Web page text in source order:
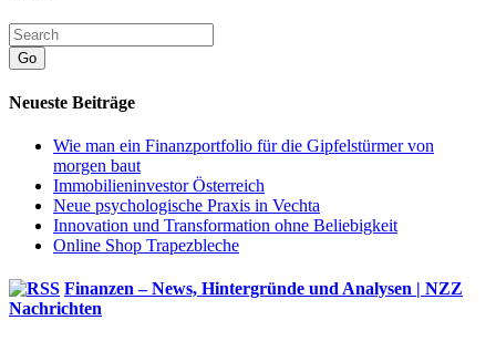
Go
Neueste Beiträge
Wie man ein Finanzportfolio für die Gipfelstürmer von
morgen baut
Immobilieninvestor Österreich
Neue psychologische Praxis in Vechta
Innovation und Transformation ohne Beliebigkeit
Online Shop Trapezbleche
Finanzen – News, Hintergründe und Analysen | NZZ
Nachrichten